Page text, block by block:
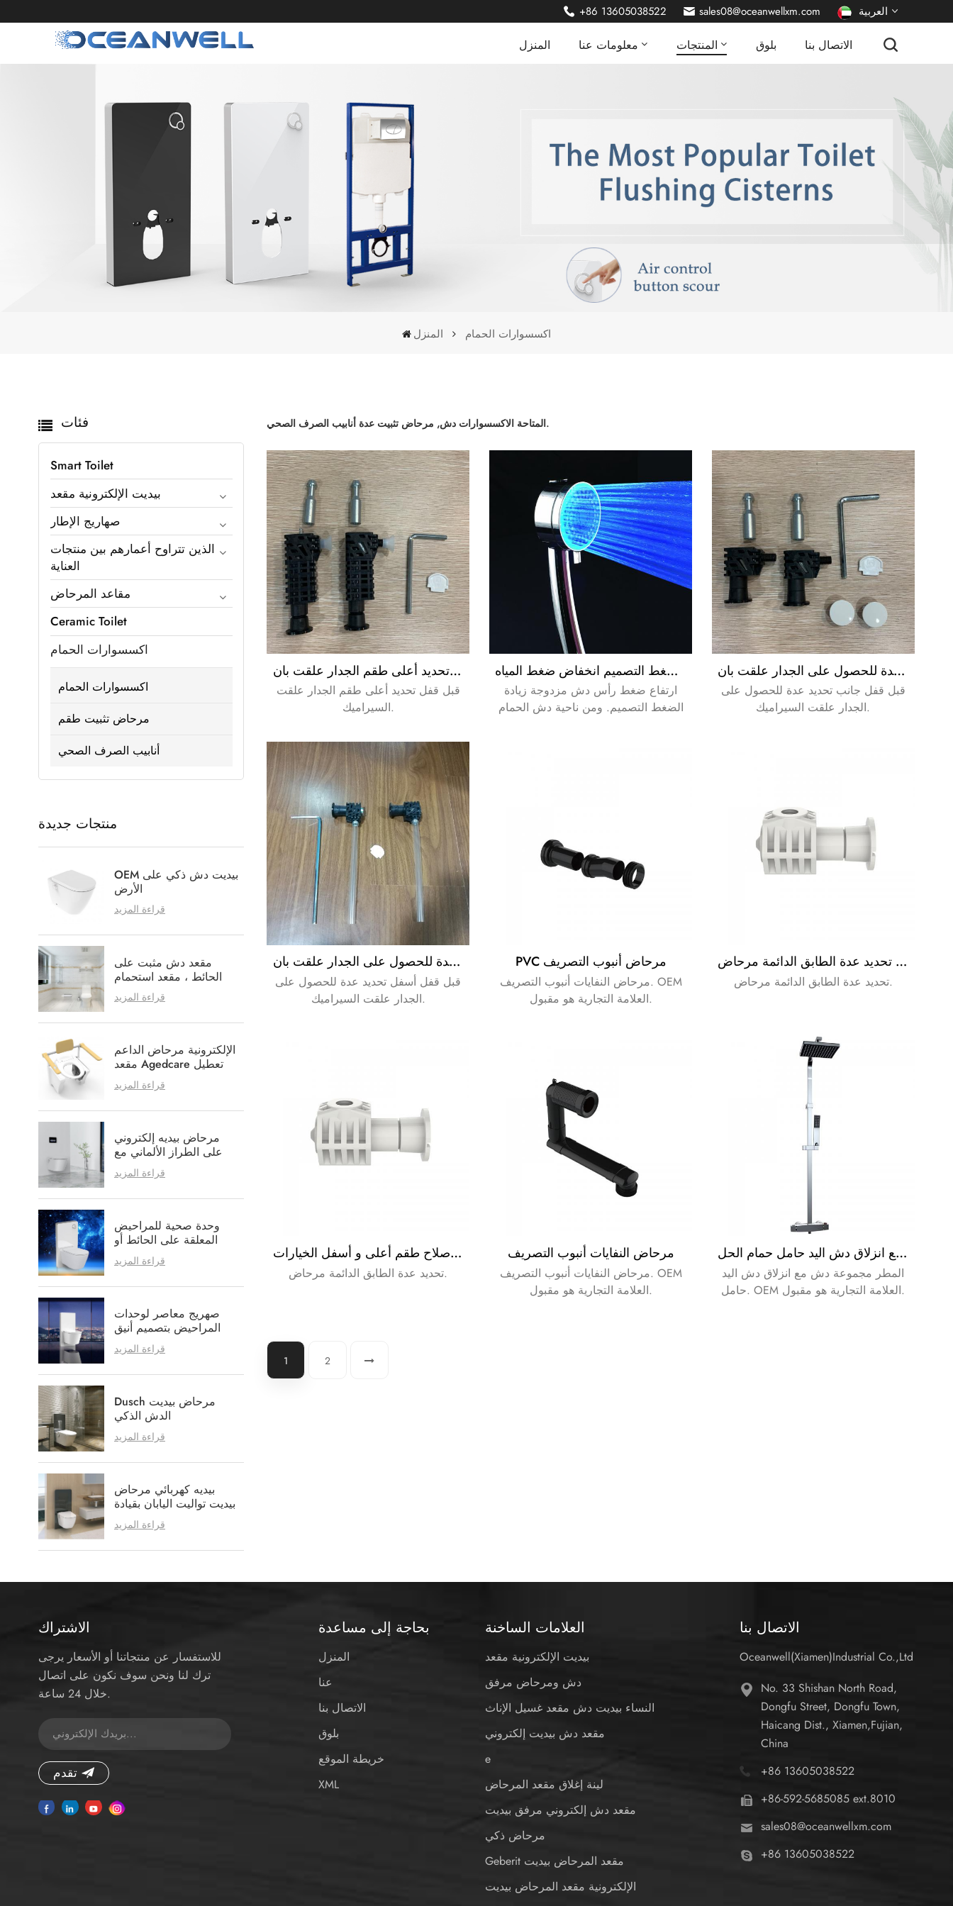
+86 13605038522 sales08@oceanwellxm.com العربية
русский
italiano
المنزل معلومات عنا المنتجات بلوق الاتصال بنا
المنزل اكسسوارات الحمام
فئات
Smart Toilet
بيديت الإلكترونية مقعد
صهاريج الإطار
الذين تتراوح أعمارهم بين منتجات
العناية
مقاعد المرحاض
Ceramic Toilet
اكسسوارات الحمام
اكسسوارات الحمام
مرحاض تثبيت طقم
أنابيب الصرف الصحي
منتجات جديدة
OEM بيديت دش ذكي على
الأرض
قراءة المزيد
مقعد دش مثبت على
الحائط ، مقعد استحمام
مضاد للخدش
قراءة المزيد
الإلكترونية مرحاض الداعم
مقعد Agedcare تعطيل
الرعاية الصحية
قراءة المزيد
مرحاض بيديه إلكتروني
على الطراز الألماني مع
خيار نظام التنظيف
الداخلي
قراءة المزيد
وحدة صحية للمراحيض
المعلقة على الحائط أو
الأرضية
قراءة المزيد
صهريج معاصر لوحدات
المراحيض بتصميم أنيق
ومرتب
قراءة المزيد
Dusch مرحاض بيديت
الدش الذكي
قراءة المزيد
بيديه كهربائي مرحاض
بيديت تواليت اليابان بقيادة
بيديت تواليتينسيتز
قراءة المزيد
المتاحة الاكسسوارات دش, مرحاض تثبيت عدة أنابيب الصرف الصحي.
قبل قفل تحديد أعلى طقم الجدار علقت بان
قبل قفل تحديد أعلى طقم الجدار علقت
السيراميك.
ارتفاع ضغط رأس دش مزدوجة زيادة الضغط التصميم انخفاض ضغط المياه
ارتفاع ضغط رأس دش مزدوجة زيادة
الضغط التصميم. ومن ناحية دش الحمام
قبل قفل جانب تحديد عدة للحصول على الجدار علقت بان
قبل قفل جانب تحديد عدة للحصول على
الجدار علقت السيراميك.
قبل قفل أسفل تحديد عدة للحصول على الجدار علقت بان
قبل قفل أسفل تحديد عدة للحصول على
الجدار علقت السيراميك.
PVC مرحاض أنبوب التصريف
مرحاض النفايات أنبوب التصريف. OEM
العلامة التجارية هو مقبول.
مرحاض تحديد عدة الطابق الدائمة مرحاض
تحديد عدة الطابق الدائمة مرحاض.
مرحاض إصلاح طقم أعلى و أسفل الخيارات
تحديد عدة الطابق الدائمة مرحاض.
مرحاض النفايات أنبوب التصريف
مرحاض النفايات أنبوب التصريف. OEM
العلامة التجارية هو مقبول.
المطر مجموعة دش مع انزلاق دش اليد حامل حمام الحل
المطر مجموعة دش مع انزلاق دش اليد
حامل. OEM العلامة التجارية هو مقبول.
1 2
الاشتراك
للاستفسار عن منتجاتنا أو الأسعار يرجى
ترك لنا ونحن سوف نكون على اتصال
خلال 24 ساعة.
تقدم
بحاجة إلى مساعدة
المنزل
عنا
الاتصال بنا
بلوق
خريطة الموقع
XML
العلامات الساخنة
بيديت الإلكترونية مقعد
دش ومرحاض مرفق
النساء بيديت دش مقعد غسيل الإناث
مقعد دش بيديت إلكتروني
e
لينة إغلاق مقعد المرحاض
مقعد دش إلكتروني مرفق بيديت
مرحاض ذكي
Geberit مقعد المرحاض بيديت
الإلكترونية مقعد المرحاض بيديت
الاتصال بنا
Oceanwell(Xiamen)Industrial Co.,Ltd
No. 33 Shishan North Road,
Dongfu Street, Dongfu Town,
Haicang Dist., Xiamen,Fujian,
China
+86 13605038522
+86-592-5685085 ext.8010
sales08@oceanwellxm.com
+86 13605038522